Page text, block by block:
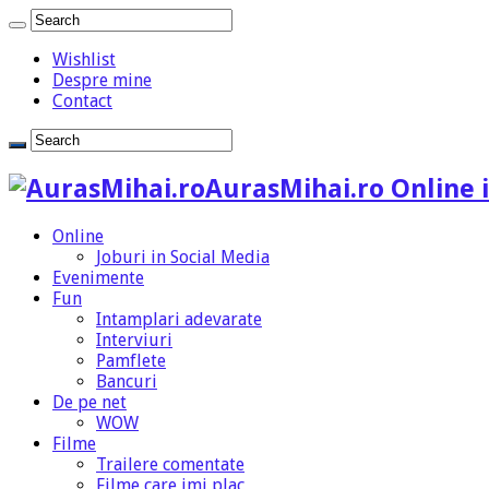
Wishlist
Despre mine
Contact
AurasMihai.ro Online
Online
Joburi in Social Media
Evenimente
Fun
Intamplari adevarate
Interviuri
Pamflete
Bancuri
De pe net
WOW
Filme
Trailere comentate